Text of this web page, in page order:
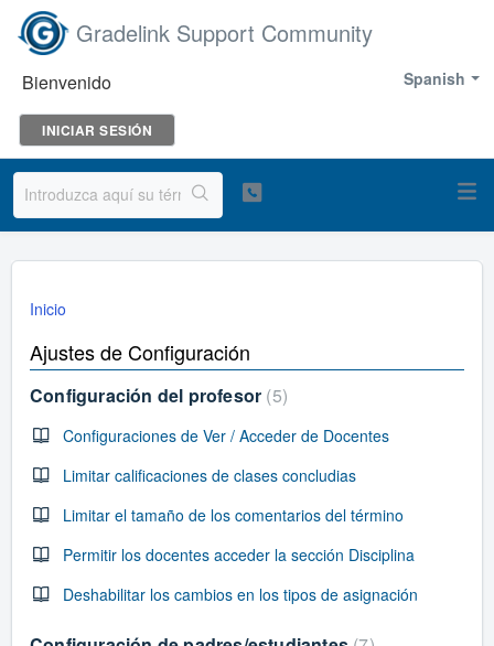
Gradelink Support Community
Spanish
Bienvenido
INICIAR SESIÓN
Inicio
Ajustes de Configuración
Configuración del profesor 5
Configuraciones de Ver / Acceder de Docentes
Limitar calificaciones de clases concludias
Limitar el tamaño de los comentarios del término
Permitir los docentes acceder la sección Disciplina
Deshabilitar los cambios en los tipos de asignación